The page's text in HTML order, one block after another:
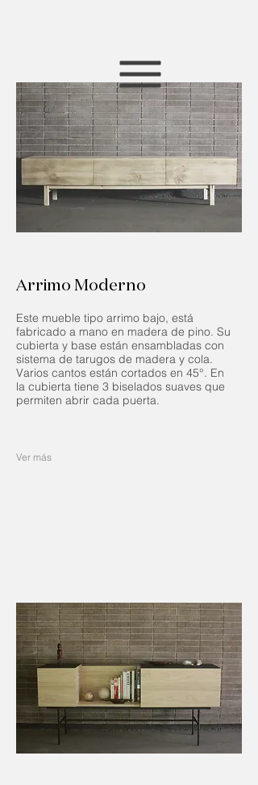
Arrimo Moderno
Este mueble tipo arrimo bajo, está
fabricado a mano en madera de pino. Su
cubierta y base están ensambladas con
sistema de tarugos de madera y cola.
Varios cantos están cortados en 45°. En
la cubierta tiene 3 biselados suaves que
permiten abrir cada puerta.
Ver más